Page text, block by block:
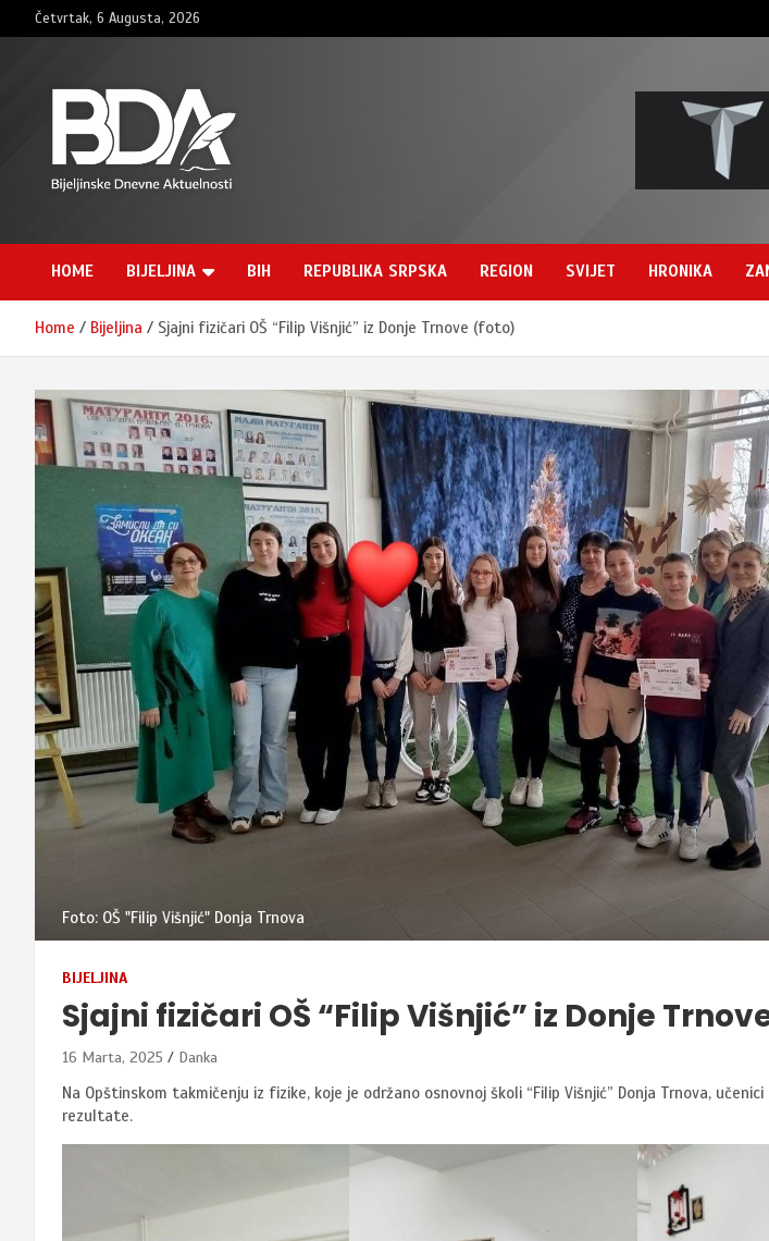
to
Četvrtak, 6 Augusta, 2026
BNDAN.com
HOME BIJELJINA BIH REPUBLIKA SRPSKA REGION SVIJET HRONIKA
Home Bijeljina Sjajni fizičari OŠ “Filip Višnjić” iz Donje Trnove (foto)
Foto: OŠ "Filip Višnjić" Donja Trnova
BIJELJINA
Sjajni fizičari OŠ “Filip Višnjić” iz Donje
16 Marta, 2025 Danka
Na Opštinskom takmičenju iz fizike, koje je održano osnovnoj školi “Filip Višnjić” Donja Trnova,
rezultate.